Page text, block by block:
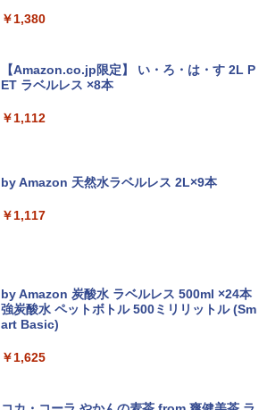
Panasonic CF-SV8RFCVS Core i5 836
5U 1.6GHz/8GB/256GB(SSD)/12.1W/W
【中古】【20260729】
Panasonic Let's note CF-SZ6/12.1型F
ト ・初期設定不要
￥14,800
ire Max 11(2023年発売) グレー B0B2SD
￥41,800
【初期設定済み】デスクトップパソコン
型 21.5型 Windows11 Office付き｜フル
C 初期設定済み テレワーク 在宅勤務
￥47,700
ソコン Windows11 Office付き パソコン
新品｜インテル 第14世代 Core i5-4590 i
5 i7-14700F｜ SSD 256GB～2TB｜メモ
2年保証 激安 高性能 ゲーム 本体のみ PC
高スペッ 初期設定済み
￥45,700
【おまかせ】モニター 23インチ 1920x1
￥6,600
ワイド ] ブラック VP227HF
￥10,980
26年最新の超軽量超薄型／モバイルモニ
ター 15.6インチ フルHD 4K 144Hz タッ
チパネル バッテリー内蔵 無線接続 12モ
I 軽量 薄型 リモートワーク ディスプレイ
（3） （ワイドKC） [ ナガノ ]
￥1,210
￥792
セット （ボニータ・コミックス） [ トマ
￥5,990
ラック
￥14,990
レスイヤホン bluetooth イヤホン V12 小型
軽量 ブルートゥースHi-Fi 最大36時間再生 ぶ
るーとゅーす コードレス ENCノイズキャン
付き 防水 タッチ式音量調整 スポーツ/通勤/通
￥1,964
[Explicit]
￥250
￥1,380
【Amazon.co.jp限定】 い・ろ・は・す 2L P
ET ラベルレス ×8本
￥1,112
by Amazon 天然水ラベルレス 2L×9本
￥1,117
by Amazon 炭酸水 ラベルレス 500ml ×24本
強炭酸水 ペットボトル 500ミリリットル (Sm
art Basic)
￥1,625